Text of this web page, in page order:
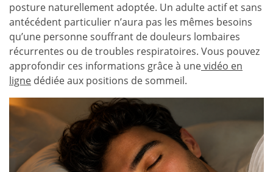
posture naturellement adoptée. Un adulte actif et sans
antécédent particulier n’aura pas les mêmes besoins
qu’une personne souffrant de douleurs lombaires
récurrentes ou de troubles respiratoires. Vous pouvez
approfondir ces informations grâce à unevidéo en
ligne dédiée aux positions de sommeil.